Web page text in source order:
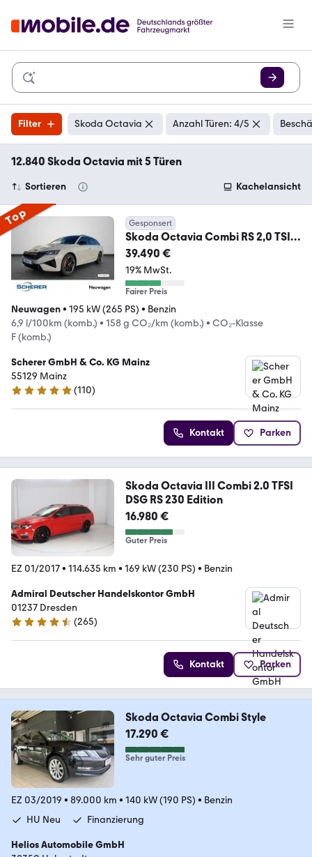
Filter Skoda Octavia Anzahl Türen: 4/5
12.840 Skoda Octavia mit 5 Türen
Sortieren Kachelansicht
Top Gesponsert
Skoda Octavia Combi RS 2,0 TSI
39.490 €
19% MwSt.
Fairer Preis
Neuwagen• 195 kW (265 PS) • Benzin
6,9 l/100km (komb.) • 158 g CO₂/km (komb.) • CO₂-Klasse
F (komb.)
Scherer GmbH & Co. KG Mainz
55129 Mainz
4.9 Sterne
(110)
Kontakt Parken
Skoda Octavia III Combi 2.0 TFSI
DSG RS 230 Edition
16.980 €
Guter Preis
EZ 01/2017• 114.635 km • 169 kW (230 PS) • Benzin
Admiral Deutscher Handelskontor GmbH
01237 Dresden
4.6 Sterne
(265)
Kontakt Parken
Skoda Octavia Combi Style
17.290 €
Sehr guter Preis
EZ 03/2019 • 89.000 km • 140 kW (190 PS) • Benzin
HU Neu
Finanzierung
Helios Automobile GmbH